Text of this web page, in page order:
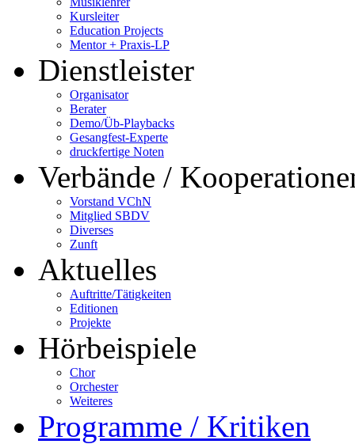
Kursleiter
Education Projects
Mentor + Praxis-LP
Dienstleister
Organisator
Berater
Demo/Üb-Playbacks
Gesangfest-Experte
druckfertige Noten
Verbände /
Vorstand VChN
Mitglied SBDV
Diverses
Zunft
Aktuelles
Auftritte/Tätigkeiten
Editionen
Projekte
Hörbeispiele
Chor
Orchester
Weiteres
Programme / Kritiken